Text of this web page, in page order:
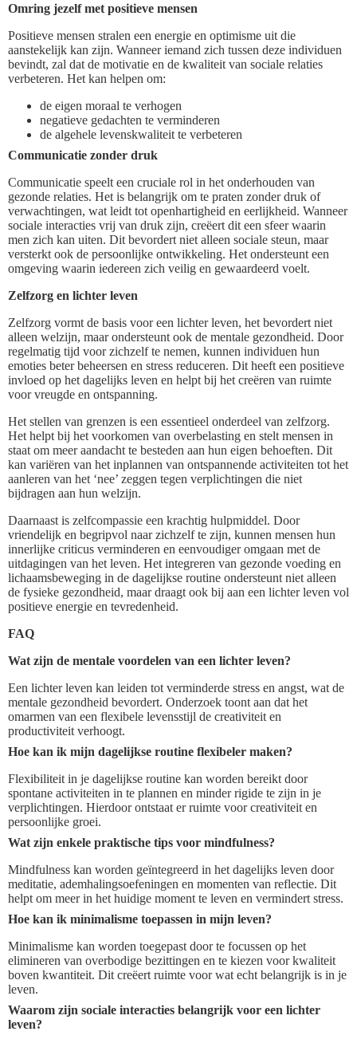
Omring jezelf met positieve mensen
Positieve mensen stralen een energie en optimisme uit die
aanstekelijk kan zijn. Wanneer iemand zich tussen deze individuen
bevindt, zal dat de motivatie en de kwaliteit van sociale relaties
verbeteren. Het kan helpen om:
de eigen moraal te verhogen
negatieve gedachten te verminderen
de algehele levenskwaliteit te verbeteren
Communicatie zonder druk
Communicatie speelt een cruciale rol in het onderhouden van
gezonde relaties. Het is belangrijk om te praten zonder druk of
verwachtingen, wat leidt tot openhartigheid en eerlijkheid. Wanneer
sociale interacties vrij van druk zijn, creëert dit een sfeer waarin
men zich kan uiten. Dit bevordert niet alleen sociale steun, maar
versterkt ook de persoonlijke ontwikkeling. Het ondersteunt een
omgeving waarin iedereen zich veilig en gewaardeerd voelt.
Zelfzorg en lichter leven
Zelfzorg vormt de basis voor een lichter leven, het bevordert niet
alleen welzijn, maar ondersteunt ook de mentale gezondheid. Door
regelmatig tijd voor zichzelf te nemen, kunnen individuen hun
emoties beter beheersen en stress reduceren. Dit heeft een positieve
invloed op het dagelijks leven en helpt bij het creëren van ruimte
voor vreugde en ontspanning.
Het stellen van grenzen is een essentieel onderdeel van zelfzorg.
Het helpt bij het voorkomen van overbelasting en stelt mensen in
staat om meer aandacht te besteden aan hun eigen behoeften. Dit
kan variëren van het inplannen van ontspannende activiteiten tot het
aanleren van het ‘nee’ zeggen tegen verplichtingen die niet
bijdragen aan hun welzijn.
Daarnaast is zelfcompassie een krachtig hulpmiddel. Door
vriendelijk en begripvol naar zichzelf te zijn, kunnen mensen hun
innerlijke criticus verminderen en eenvoudiger omgaan met de
uitdagingen van het leven. Het integreren van gezonde voeding en
lichaamsbeweging in de dagelijkse routine ondersteunt niet alleen
de fysieke gezondheid, maar draagt ook bij aan een lichter leven vol
positieve energie en tevredenheid.
FAQ
Wat zijn de mentale voordelen van een lichter leven?
Een lichter leven kan leiden tot verminderde stress en angst, wat de
mentale gezondheid bevordert. Onderzoek toont aan dat het
omarmen van een flexibele levensstijl de creativiteit en
productiviteit verhoogt.
Hoe kan ik mijn dagelijkse routine flexibeler maken?
Flexibiliteit in je dagelijkse routine kan worden bereikt door
spontane activiteiten in te plannen en minder rigide te zijn in je
verplichtingen. Hierdoor ontstaat er ruimte voor creativiteit en
persoonlijke groei.
Wat zijn enkele praktische tips voor mindfulness?
Mindfulness kan worden geïntegreerd in het dagelijks leven door
meditatie, ademhalingsoefeningen en momenten van reflectie. Dit
helpt om meer in het huidige moment te leven en vermindert stress.
Hoe kan ik minimalisme toepassen in mijn leven?
Minimalisme kan worden toegepast door te focussen op het
elimineren van overbodige bezittingen en te kiezen voor kwaliteit
boven kwantiteit. Dit creëert ruimte voor wat echt belangrijk is in je
leven.
Waarom zijn sociale interacties belangrijk voor een lichter
leven?